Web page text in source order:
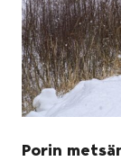
Porin